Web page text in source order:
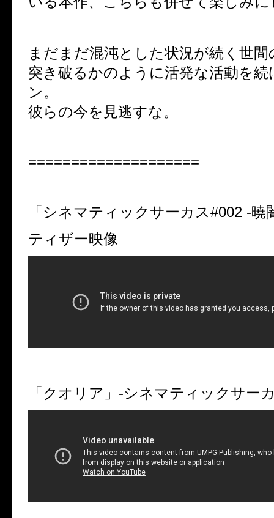
まだまだ混沌とした状況が続く世
突き破るかのように活発な活動を
ン。
彼らの今を見逃すな。
====================
「シネマティックサーカス#002 -暁
ティザー映像
「クオリア」-シネマティックサー